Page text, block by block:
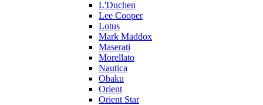
L'Duchen
Lee Cooper
Lotus
Mark Maddox
Maserati
Morellato
Nautica
Obaku
Orient
Orient Star